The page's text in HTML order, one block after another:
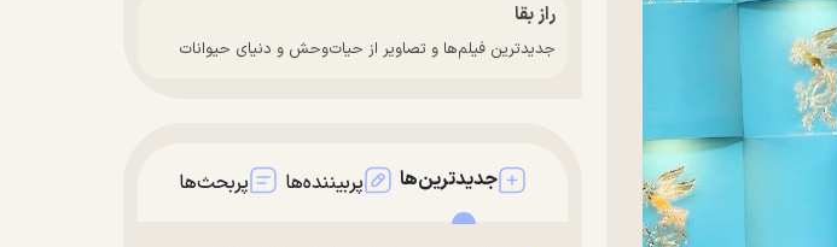
راز بقا
جدیدترین فیلم‌ها و تصاویر از حیات‌وحش و دنیای حیوانات
جدیدترین‌ها پربیننده‌ها پربحث‌ها